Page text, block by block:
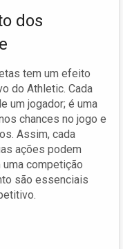
dos
tem um efeito
do Athletic. Cada
um jogador; é uma
chances no jogo e
Assim, cada
ações podem
uma competição
são essenciais